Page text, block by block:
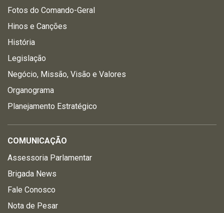
Fotos do Comando-Geral
Hinos e Canções
História
Legislação
Negócio, Missão, Visão e Valores
Organograma
Planejamento Estratégico
COMUNICAÇÃO
Assessoria Parlamentar
Brigada News
Fale Conosco
Nota de Pesar